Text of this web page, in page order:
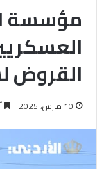
مؤسسة
القروض
10 مارس، 2025